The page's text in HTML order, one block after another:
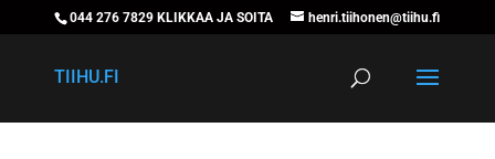
044 276 7829 KLIKKAA JA SOITA henri.tiihonen@tiihu.fi
TIIHU.FI